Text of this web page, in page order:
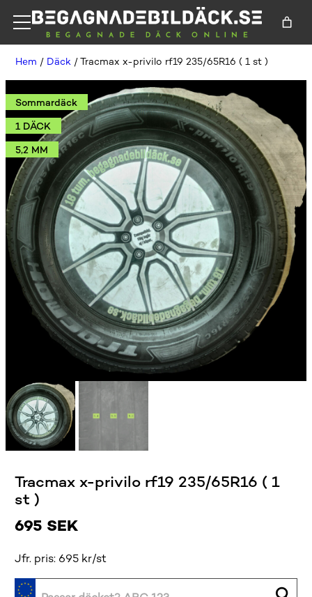
Hem / Däck / Tracmax x-privilo rf19 235/65R16 ( 1 st )
Sommardäck
1 DÄCK
5,2 MM
Tracmax x-privilo rf19 235/65R16 ( 1
st )
695 SEK
Jfr. pris: 695 kr/st